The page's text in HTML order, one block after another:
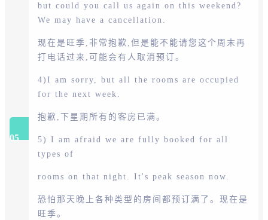
05
but could you call us again on this weekend?
We may have a cancellation.
现在是旺季,非常抱歉,但是能不能请您这个周末再
打电话过来,可能会有人取消预订。
4)I am sorry, but all the rooms are occupied
for the next week.
抱歉,下星期所有的客房已满。
5) I am afraid we are fully booked for all
types of
rooms on that night. It's peak season now.
恐怕那天晚上各种类型的房间都预订满了。现在是
旺季。